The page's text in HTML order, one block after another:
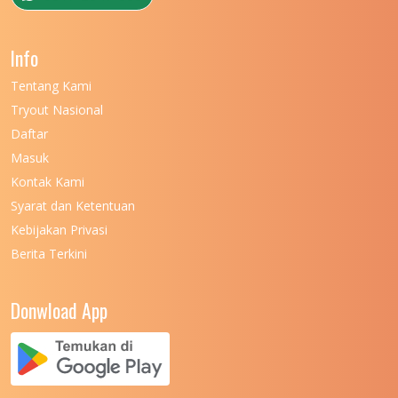
UNIVERSITAS NEGERI KHAIRUN
UNIVERSITAS NEGERI MEDAN
UNIVERSITAS NEGERI PADANG
UNIVERSITAS NUSA CENDANA
UNIVERSITAS PADJADJARAN
Info
Tentang Kami
Tryout Nasional
Daftar
Masuk
Kontak Kami
Syarat dan Ketentuan
Kebijakan Privasi
Berita Terkini
Donwload App